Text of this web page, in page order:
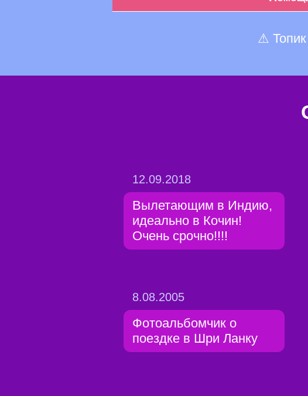
⚠ Топик
12.09.2018
Вылетающим в Индию,
идеально в Кочин!
Очень срочно!!!!
8.08.2005
Фотоальбомчик о
поездке в Шри Ланку